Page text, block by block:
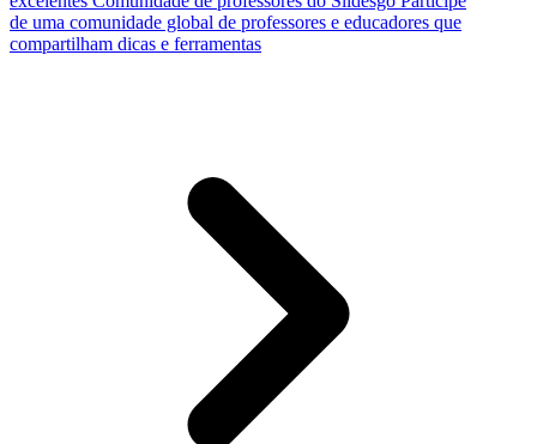
de uma comunidade global de professores e educadores que
compartilham dicas e ferramentas